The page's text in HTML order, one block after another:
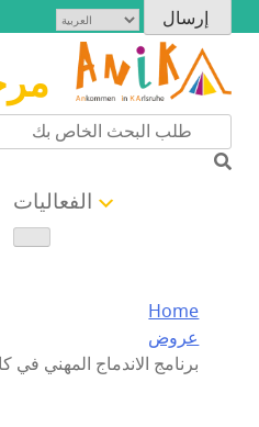
الفعاليات
Home
عروض
برنامج الاندماج المهني في